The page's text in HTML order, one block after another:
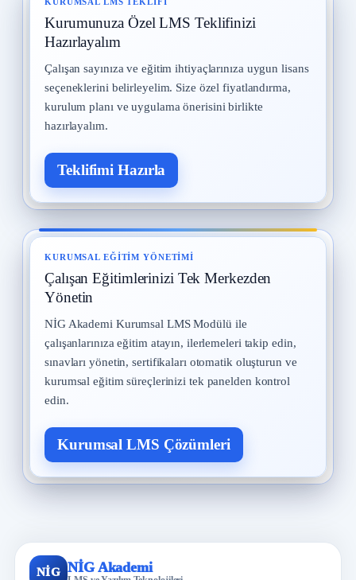
9 İş Kazaları
30 Temmuz 2025 · 13 okuma
10 Yangın ve Gazlar
29 Temmuz 2025 · 13 okuma
Kurumunuza Özel LMS Teklifinizi
Hazırlayalım
Çalışan sayınıza ve eğitim ihtiyaçlarınıza uygun lisans
seçeneklerini belirleyelim. Size özel fiyatlandırma,
kurulum planı ve uygulama önerisini birlikte
hazırlayalım.
Teklifimi Hazırla
KURUMSAL EĞITIM YÖNETIMI
Çalışan Eğitimlerinizi Tek Merkezden
Yönetin
NİG Akademi Kurumsal LMS Modülü ile
çalışanlarınıza eğitim atayın, ilerlemeleri takip edin,
sınavları yönetin, sertifikaları otomatik oluşturun ve
kurumsal eğitim süreçlerinizi tek panelden kontrol
edin.
Kurumsal LMS Çözümleri
NİG NİG Akademi